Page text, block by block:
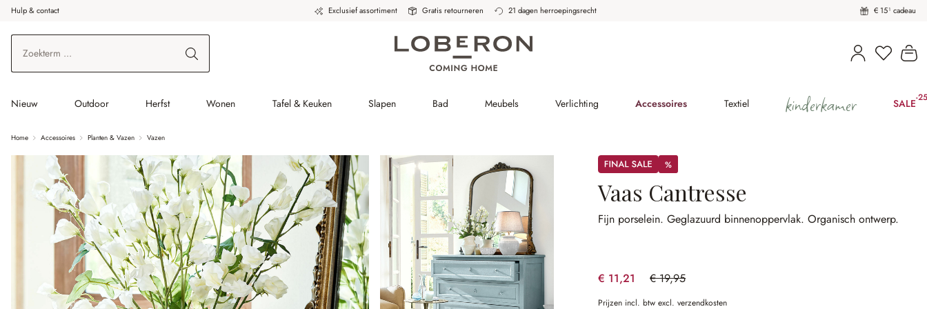
de hoofdinhoud
Ga naar zoeken
Ga naar de hoofdnavigatie
Hulp & contact Exclusief assortiment Gratis retourneren 21 dagen herroepingsrecht € 15¹ cadeau
U heeft
Nieuw Outdoor Herfst Wonen Tafel & Keuken Slapen Bad Meubels Verlichting Accessoires Textiel kinderkamer SALE-
Home Accessoires Planten & Vazen Vazen
Sale %
%
Vaas Cantresse
Fijn porselein.Geglazuurd binnenoppervlak.Organisch ontwerp.
€ 11,21 € 19,95
(43.81% gespart)
Prijzen incl. btw excl. verzendkosten